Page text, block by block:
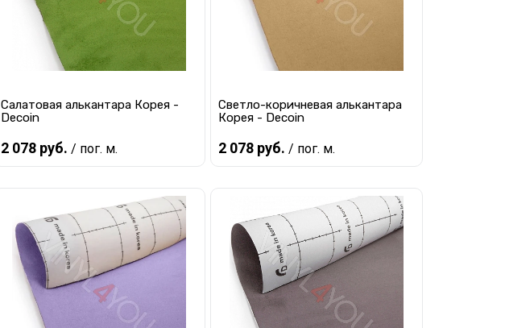
Салатовая алькантара Корея -
Decoin
2 078 руб. / пог. м.
Купить в 1 клик К сравнению
В избранное Под заказ
Светло-коричневая алькантара
Корея - Decoin
2 078 руб. / пог. м.
Предзаказ
Купить в 1 клик К сравнению
В избранное